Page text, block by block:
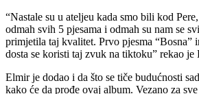
“Nastale su u ateljeu kada smo bili kod
odmah svih 5 pjesama i odmah su nam se
primjetila taj kvalitet. Prvo pjesma “Bosna”
dosta se koristi taj zvuk na tiktoku” rekao je
Elmir je dodao i da što se tiče budućnosti
kako će da prođe ovaj album. Vezano za